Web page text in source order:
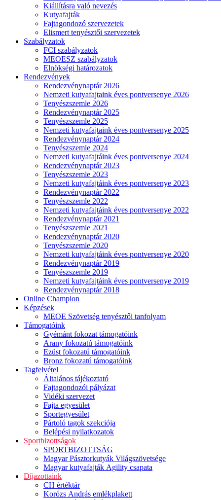
Kiállításra való nevezés
Kutyafajták
Fajtagondozó szervezetek
Elismert tenyésztői szervezetek
Szabályzatok
FCI szabályzatok
MEOESZ szabályzatok
Elnökségi határozatok
Rendezvények
Rendezvénynaptár 2026
Nemzeti kutyafajtaink éves pontversenye 2026
Tenyészszemle 2026
Rendezvénynaptár 2025
Tenyészszemle 2025
Nemzeti kutyafajtaink éves pontversenye 2025
Rendezvénynaptár 2024
Tenyészszemle 2024
Nemzeti kutyafajtáink éves pontversenye 2024
Rendezvénynaptár 2023
Tenyészszemle 2023
Nemzeti kutyafajtáink éves pontversenye 2023
Rendezvénynaptár 2022
Tenyészszemle 2022
Nemzeti kutyafajtáink éves pontversenye 2022
Rendezvénynaptár 2021
Tenyészszemle 2021
Rendezvénynaptár 2020
Tenyészszemle 2020
Nemzeti kutyafajtáink éves pontversenye 2020
Rendezvénynaptár 2019
Tenyészszemle 2019
Nemzeti kutyafajtáink éves pontversenye 2019
Rendezvénynaptár 2018
Online Champion
Képzések
MEOE Szövetség tenyésztői tanfolyam
Támogatóink
Gyémánt fokozat támogatóink
Arany fokozatú támogatóink
Ezüst fokozatú támogatóink
Bronz fokozatú támogatóink
Tagfelvétel
Általános tájékoztató
Fajtagondozói pályázat
Vidéki szervezet
Fajta egyesület
Sportegyesület
Pártoló tagok szekciója
Belépési nyilatkozatok
Sportbizottságok
SPORTBIZOTTSÁG
Magyar Pásztorkutyák Világszövetsége
Magyar kutyafajták Agility csapata
Díjazottaink
CH értéktár
Korózs András emlékplakett